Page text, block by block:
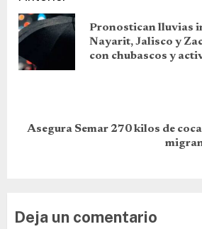
Pronostican lluvias
Nayarit, Jalisco y
con chubascos y
Asegura Semar 270 kilos de
Deja un comentario